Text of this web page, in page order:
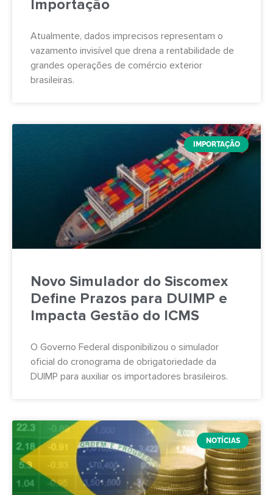
Importação
Atualmente, dados imprecisos representam o
vazamento invisível que drena a rentabilidade de
grandes operações de comércio exterior
brasileiras.
IMPORTAÇÃO
Novo Simulador do Siscomex
Define Prazos para DUIMP e
Impacta Gestão do ICMS
O Governo Federal disponibilizou o simulador
oficial do cronograma de obrigatoriedade da
DUIMP para auxiliar os importadores brasileiros.
NOTÍCIAS